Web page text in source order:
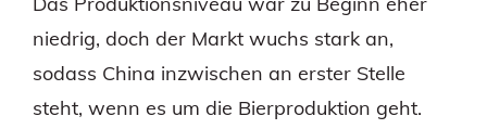
niedrig, doch der Markt wuchs stark an,
sodass China inzwischen an erster Stelle
steht, wenn es um die Bierproduktion geht.